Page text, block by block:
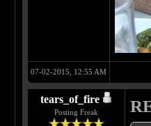
07-02-2015, 12:55 AM
tears_of_fire
Posting Freak